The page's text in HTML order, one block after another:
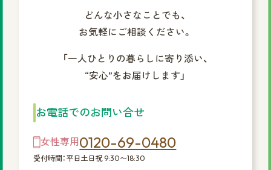
どんな小さなことでも、
お気軽にご相談ください。
「一人ひとりの暮らしに寄り添い、
“安心”をお届けします」
お電話でのお問い合せ
女性専用 0120-69-0480
受付時間：平日土日祝 9:30〜18:30